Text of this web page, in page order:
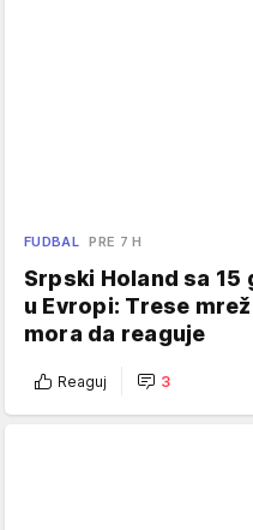
FUDBAL PRE 7 H
Srpski Holand sa
u Evropi: Trese
mora da reaguje
Reaguj 3